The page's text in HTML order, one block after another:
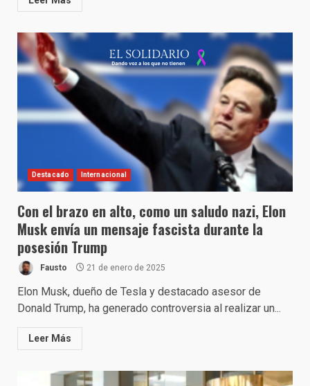
Destacado Internacional
Con el brazo en alto, como un saludo nazi, Elon
Musk envía un mensaje fascista durante la
posesión Trump
Fausto 21 de enero de 2025
Elon Musk, dueño de Tesla y destacado asesor de
Donald Trump, ha generado controversia al realizar un...
Leer Más